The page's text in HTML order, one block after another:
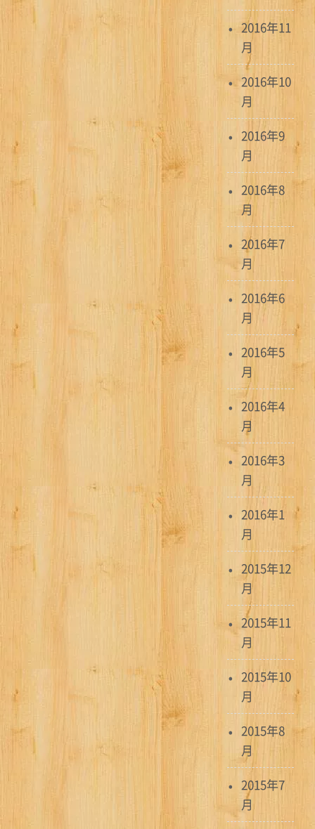
2016年11
月
2016年10
月
2016年9
月
2016年8
月
2016年7
月
2016年6
月
2016年5
月
2016年4
月
2016年3
月
2016年1
月
2015年12
月
2015年11
月
2015年10
月
2015年8
月
2015年7
月